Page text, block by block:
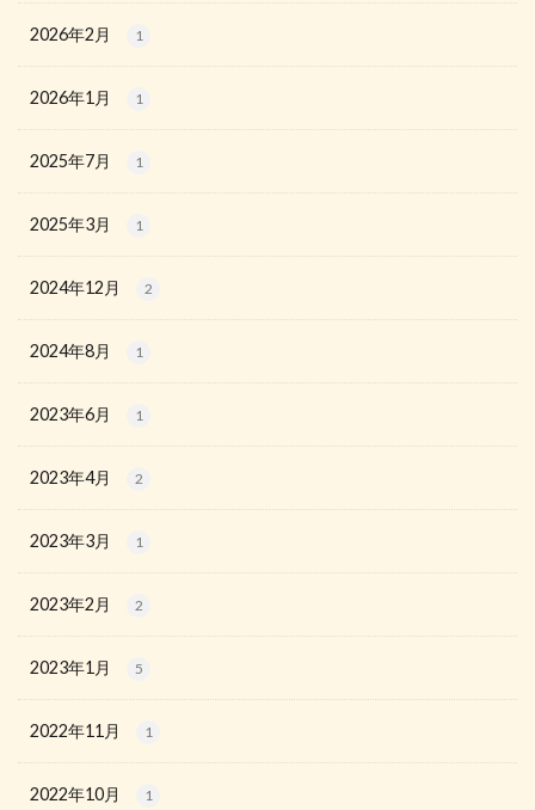
2026年2月 1
2026年1月 1
2025年7月 1
2025年3月 1
2024年12月 2
2024年8月 1
2023年6月 1
2023年4月 2
2023年3月 1
2023年2月 2
2023年1月 5
2022年11月 1
2022年10月 1